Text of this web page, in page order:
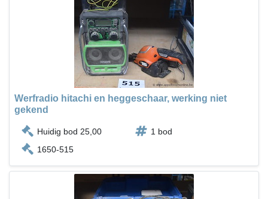
Werfradio hitachi en heggeschaar, werking niet
gekend
Huidig bod 25,00
1 bod
1650-515